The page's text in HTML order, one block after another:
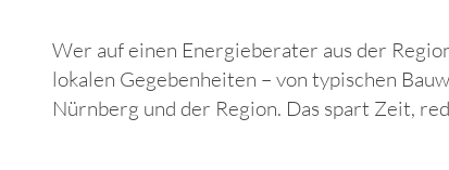
Wer auf einen Energieberater aus der
lokalen Gegebenheiten – von typischen
Nürnberg und der Region. Das spart Zeit,